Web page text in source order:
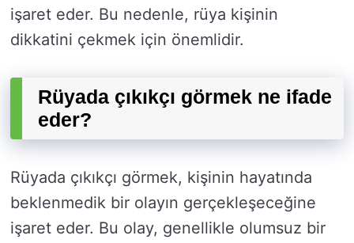
işaret eder. Bu nedenle, rüya kişinin
dikkatini çekmek için önemlidir.
Rüyada çıkıkçı görmek ne ifade
eder?
Rüyada çıkıkçı görmek, kişinin hayatında
beklenmedik bir olayın gerçekleşeceğine
işaret eder. Bu olay, genellikle olumsuz bir